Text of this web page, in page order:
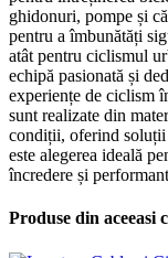
ghidonuri, pompe și
pentru a îmbunătăți
atât pentru ciclismul
echipă pasionată și
experiențe de ciclism
sunt realizate din
condiții, oferind soluții
este alegerea ideală
încredere și
Produse din aceeasi